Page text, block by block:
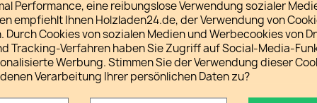
favorite_border NICHT AUF LAGER
Performance, eine reibungslose Verwendung sozialer
empfiehlt Ihnen Holzladen24.de, der Verwendung von
Durch Cookies von sozialen Medien und Werbecookies von
Tracking-Verfahren haben Sie Zugriff auf Social-Media-
Werbung. Stimmen Sie der Verwendung dieser
Verarbeitung Ihrer persönlichen Daten zu?